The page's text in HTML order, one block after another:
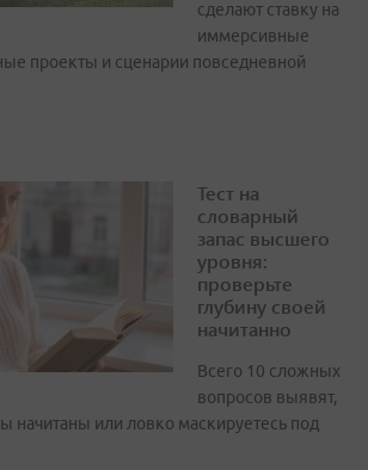
сделают ставку на
иммерсивные
проекты и сценарии повседневной
Тест на
словарный
запас высшего
уровня:
проверьте
глубину своей
начитанно
Всего 10 сложных
вопросов выявят,
начитаны или ловко маскируетесь под